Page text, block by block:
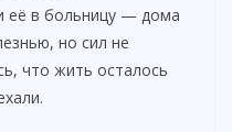
её в больницу — дома
но сил не
что жить осталось